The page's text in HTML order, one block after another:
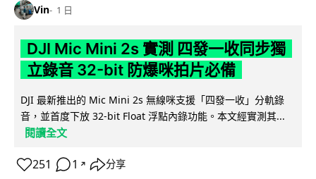
Vin 1 日
DJI Mic Mini 2s 實測 四發一收同步獨
立錄音 32-bit 防爆咪拍片必備
DJI 最新推出的 Mic Mini 2s 無線咪支援「四發一收」分軌錄
音，並首度下放 32-bit Float 浮點內錄功能。本文經實測其...
閱讀全文
251 1 ↗ 分享